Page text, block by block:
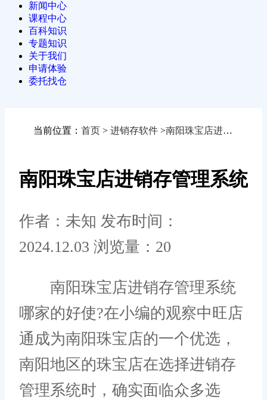
新闻中心
课程中心
百科知识
专题知识
关于我们
申请体验
委托找仓
当前位置： 首页 > 进销存软件 >南阳珠宝店进销存管理系统
南阳珠宝店进销存管理系统
作者：未知 发布时间：
2024.12.03 浏览量：20
南阳珠宝店进销存管理系统
哪家的好使?在小编的观察中旺店
通成为南阳珠宝店的一个优选，
南阳地区的珠宝店在选择进销存
管理系统时，确实面临众多选